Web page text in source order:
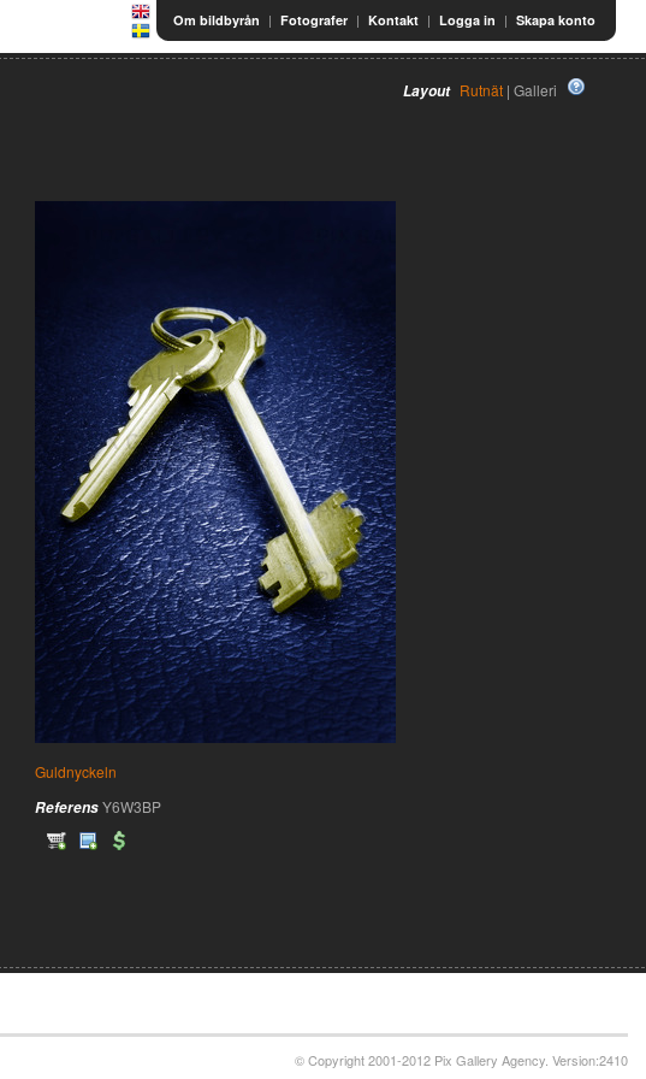
Om bildbyrån | Fotografer | Kontakt | Logga in | Skapa konto
Layout Rutnät | Galleri
Guldnyckeln
ReferensY6W3BP
© Copyright 2001-2012 Pix Gallery Agency. Version:2410